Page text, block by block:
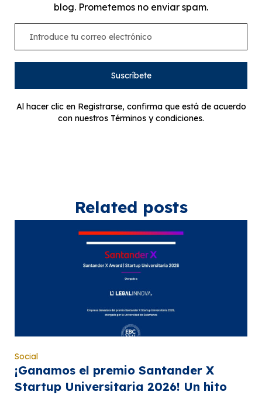
blog. Prometemos no enviar spam.
Suscríbete
Al hacer clic en Registrarse, confirma que está de acuerdo
con nuestros Términos y condiciones.
Related posts
Social
¡Ganamos el premio Santander X
Startup Universitaria 2026! Un hito